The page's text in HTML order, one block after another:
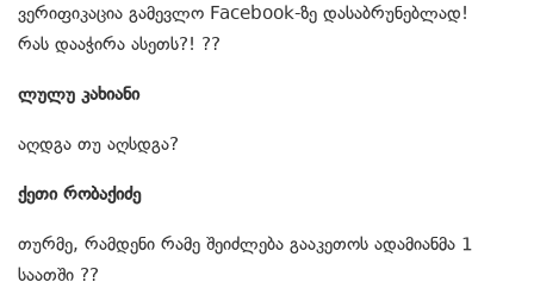
ვერიფიკაცია გამევლო Facebook-ზე დასაბრუნებლად!
რას დააჭირა ასეთს?! ??
ლულუ კახიანი
აღდგა თუ აღსდგა?
ქეთი რობაქიძე
თურმე, რამდენი რამე შეიძლება გააკეთოს ადამიანმა 1
საათში ??